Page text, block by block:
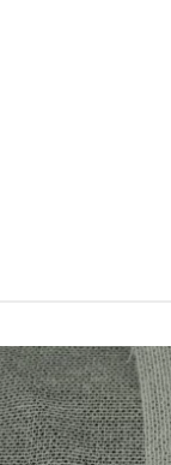
Производитель: Китай